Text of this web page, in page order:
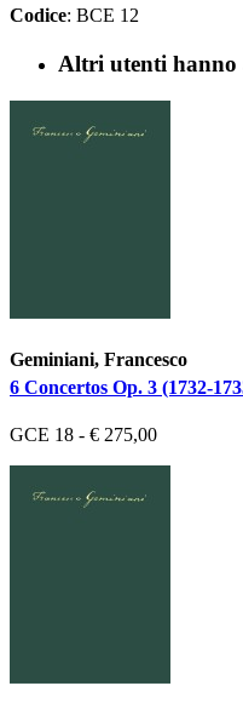
Codice: BCE 12
Altri utenti hanno
Geminiani, Francesco
6 Concertos Op. 3 (1732-
GCE 18 - € 275,00